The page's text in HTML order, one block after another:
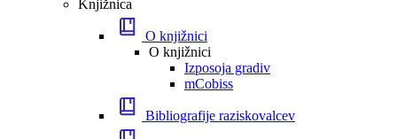
Knjižnica
O knjižnici
O knjižnici
Izposoja gradiv
mCobiss
Bibliografije raziskovalcev